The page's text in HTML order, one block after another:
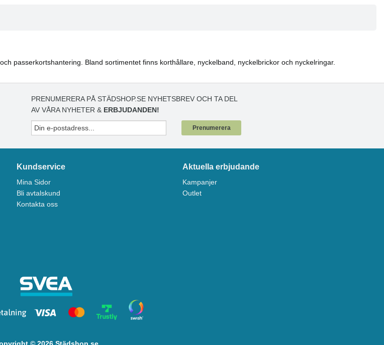
passerkortshantering. Bland sortimentet finns korthållare, nyckelband, nyckelbrickor och nyckelringar.
PRENUMERERA PÅ STÄDSHOP.SE NYHETSBREV OCH TA DEL
AV VÅRA NYHETER & ERBJUDANDEN!
Prenumerera
Kundservice
Mina Sidor
Bli avtalskund
Kontakta oss
Aktuella erbjudande
Kampanjer
Outlet